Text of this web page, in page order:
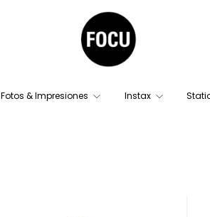
Fotos & Impresiones Instax